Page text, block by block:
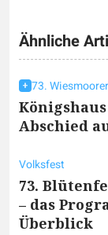
Ähnliche
73.
Abschied
Volksfest
73.
– das
Überblick